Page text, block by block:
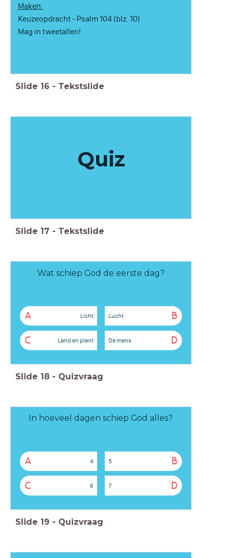
Maken:
Keuzeopdracht - Psalm 104 (blz. 10)
Mag in tweetallen!
Slide 16 - Tekstslide
Quiz
Slide 17 - Tekstslide
Wat schiep God de eerste dag?
A Licht B
Lucht
C Land en plant D
De mens
Slide 18 - Quizvraag
In hoeveel dagen schiep God alles?
A 4 B
5
C 6 D
7
Slide 19 - Quizvraag